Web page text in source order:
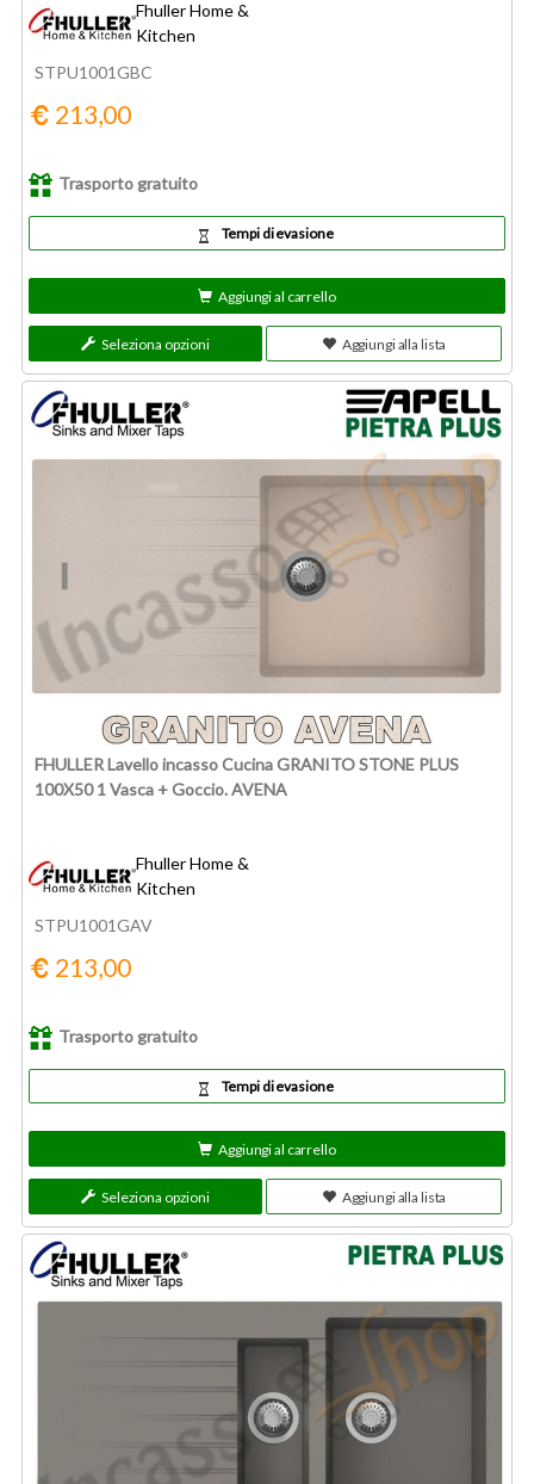
Fhuller Home &
Kitchen
STPU1001GBC
213,00
Trasporto gratuito
Tempi di evasione
Aggiungi al carrello
Seleziona opzioni Aggiungi alla lista
FHULLER Lavello incasso Cucina GRANITO STONE PLUS
100X50 1 Vasca + Goccio. AVENA
Fhuller Home &
Kitchen
STPU1001GAV
213,00
Trasporto gratuito
Tempi di evasione
Aggiungi al carrello
Seleziona opzioni Aggiungi alla lista